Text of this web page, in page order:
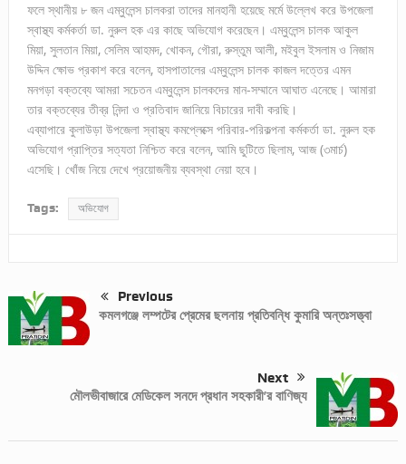
ফলে স্থানীয় ৮ জন এম্বুলেন্স চালকরা তাদের মানহানী হয়েছে মর্মে উল্লেখ করে উপজেলা
স্বাস্থ্য কর্মকর্তা ডা. নুরুল হক এর কাছে অভিযোগ করেছেন। এম্বুলেন্স চালক আকুল
মিয়া, সুলতান মিয়া, সেলিম আহমদ, খোকন, গৌরা, রুস্তুম আলী, মইবুল ইসলাম ও নিজাম
উদ্দিন ক্ষোভ প্রকাশ করে বলেন, হাসপাতালের এম্বুলেন্স চালক কাজল দত্তের এমন
মনগড়া বক্তব্যে আমরা সচেতন এম্বুলেন্স চালকদের মান-সম্মানে আঘাত এনেছে। আমারা
তার বক্তব্যের তীব্র নিন্দা ও প্রতিবাদ জানিয়ে বিচারের দাবী করছি।
এব্যাপারে কুলাউড়া উপজেলা স্বাস্থ্য কমপ্লেক্সে পরিবার-পরিকল্পনা কর্মকর্তা ডা. নুরুল হক
অভিযোগ প্রাপ্তির সত্যতা নিশ্চিত করে বলেন, আমি ছুটিতে ছিলাম, আজ (৩মার্চ)
এসেছি। খোঁজ নিয়ে দেখে প্রয়োজনীয় ব্যবস্থা নেয়া হবে।
Tags: অভিযোগ
Previous
কমলগঞ্জে লম্পটের প্রেমের ছলনায় প্রতিবন্ধি কুমারি অন্তঃসত্ত্বা
Next
মৌলভীবাজারে মেডিকেল সনদে প্রধান সহকারী’র বাণিজ্য